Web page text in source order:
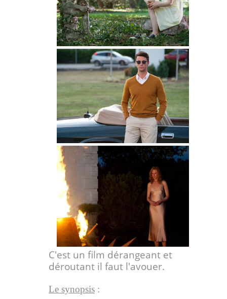
C'est un film dérangeant et
déroutant il faut l'avouer.
Le synopsis :